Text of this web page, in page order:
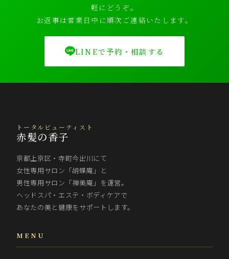
軽にどうぞ。
お返事は営業日中に順次ご連絡いたします。
LINEで予約・相談する
トータルビューティスト
赤髪の香子
京都上京区・寺町今出川にて
女性専用サロン「胡蝶庵」と
男性専用サロン「禅美庵」を運営。
ヘッドスパ・エステ・ボディケアで
あなたの美と健康をサポートします。
MENU